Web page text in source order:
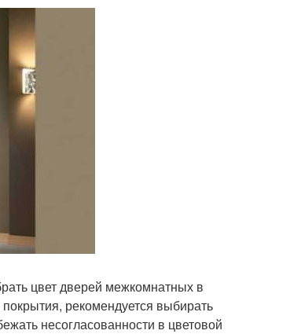
цвет дверей межкомнатных в
рекомендуется выбирать
несогласованности в цветовой